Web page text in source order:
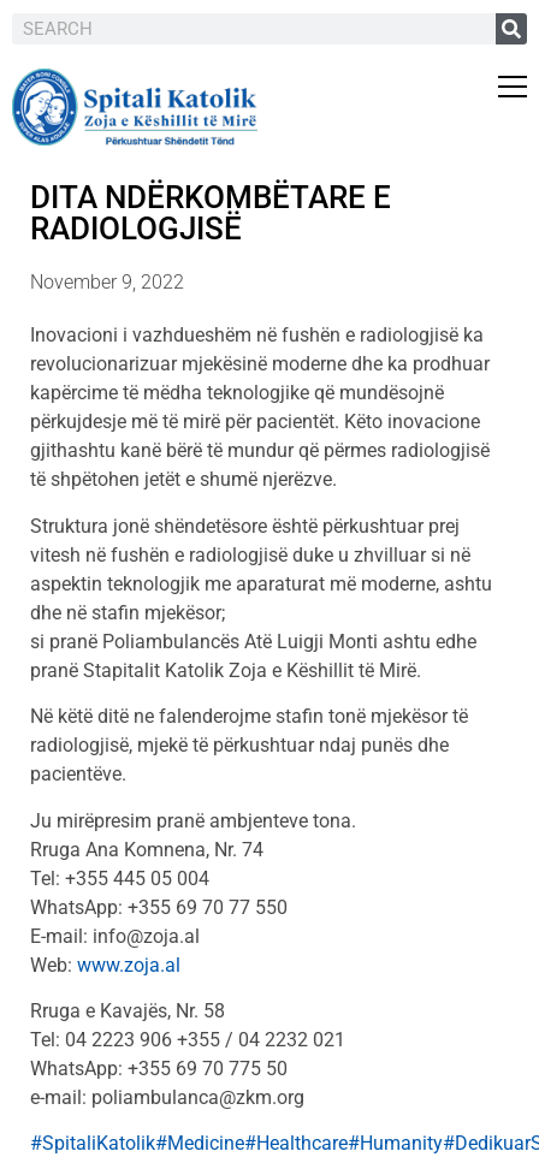
DITA NDËRKOMBËTARE E
RADIOLOGJISË
November 9, 2022
Inovacioni i vazhdueshëm në fushën e radiologjisë ka
revolucionarizuar mjekësinë moderne dhe ka prodhuar
kapërcime të mëdha teknologjike që mundësojnë
përkujdesje më të mirë për pacientët. Këto inovacione
gjithashtu kanë bërë të mundur që përmes radiologjisë
të shpëtohen jetët e shumë njerëzve.
Struktura jonë shëndetësore është përkushtuar prej
vitesh në fushën e radiologjisë duke u zhvilluar si në
aspektin teknologjik me aparaturat më moderne, ashtu
dhe në stafin mjekësor;
si pranë Poliambulancës Atë Luigji Monti ashtu edhe
pranë Stapitalit Katolik Zoja e Këshillit të Mirë.
Në këtë ditë ne falenderojme stafin tonë mjekësor të
radiologjisë, mjekë të përkushtuar ndaj punës dhe
pacientëve.
Ju mirëpresim pranë ambjenteve tona.
Rruga Ana Komnena, Nr. 74
Tel: +355 445 05 004
WhatsApp: +355 69 70 77 550
E-mail: info@zoja.al
Web: www.zoja.al
Rruga e Kavajës, Nr. 58
Tel: 04 2223 906 +355 / 04 2232 021
WhatsApp: +355 69 70 775 50
e-mail: poliambulanca@zkm.org
#SpitaliKatolik#Medicine#Healthcare#Humanity